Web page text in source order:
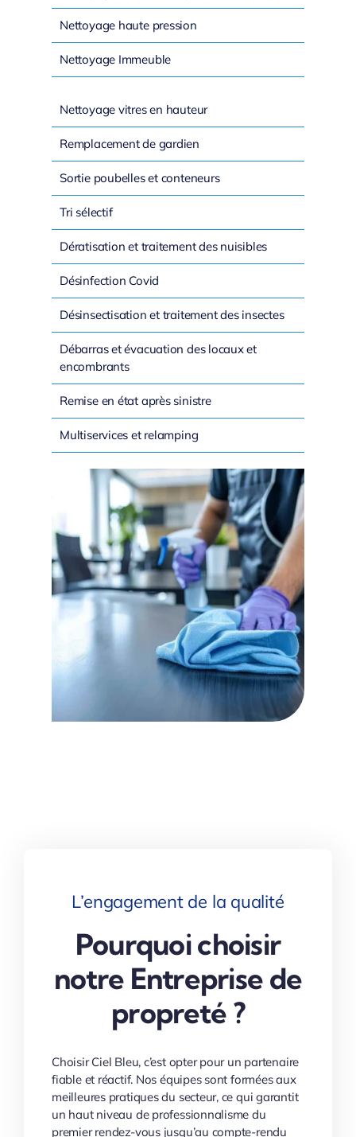
Nettoyage haute pression
Nettoyage Immeuble
Nettoyage vitres en hauteur
Remplacement de gardien
Sortie poubelles et conteneurs
Tri sélectif
Dératisation et traitement des nuisibles
Désinfection Covid
Désinsectisation et traitement des insectes
Débarras et évacuation des locaux et
encombrants
Remise en état après sinistre
Multiservices et relamping
L’engagement de la qualité
Pourquoi choisir
notre Entreprise de
propreté ?
Choisir Ciel Bleu, c’est opter pour un partenaire
fiable et réactif. Nos équipes sont formées aux
meilleures pratiques du secteur, ce qui garantit
un haut niveau de professionnalisme du
premier rendez-vous jusqu’au compte-rendu